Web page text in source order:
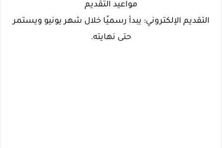
مواعيد التقديم
التقديم الإلكتروني: يبدأ رسميًا خلال شهر يونيو ويستمر
حتى نهايته.